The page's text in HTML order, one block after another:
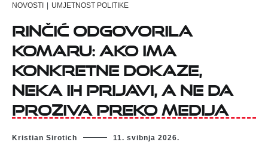
NOVOSTI | UMJETNOST POLITIKE
Rinčić odgovorila
Komaru: Ako ima
konkretne dokaze,
neka ih prijavi, a ne da
proziva preko medija
Kristian Sirotich 11. svibnja 2026.